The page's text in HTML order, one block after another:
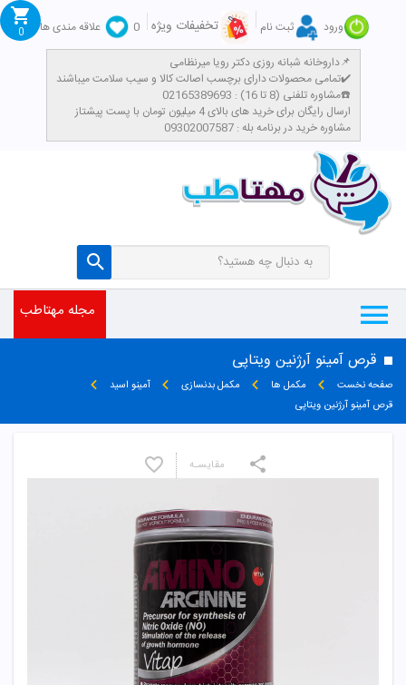
ورود ثبت نام تخفیفات ویژه 0
علاقه مندی ها
داروخانه شبانه روزی دکتر رویا میرنظامی📌
تمامی محصولات دارای برچسب اصالت کالا و سیب سلامت میباشند✔️
مشاوره تلفنی (8 تا 16) : 02165389693☎️
​ارسال رایگان برای خرید های بالای 4 میلیون تومان با پست پیشتاز
مشاوره خرید در برنامه بله : 09302007587
0
مجله مهتاطب
قرص آمینو آرژنین ویتاپی
صفحه نخست مکمل ها مکمل بدنسازی
آمینو اسید
قرص آمینو آرژنین ویتاپی
مقایسـه